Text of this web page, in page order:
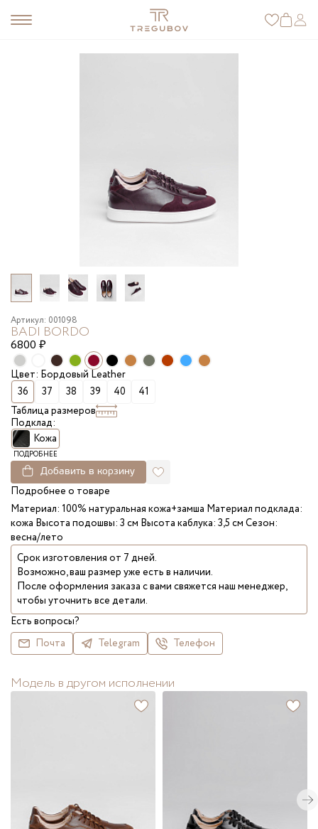
Артикул: 001098
BADI BORDO
6800 ₽
Цвет: Бордовый Leather
36
37 38 39 40
41
Таблица размеров
Подклад:
Кожа
ПОДРОБНЕЕ
Добавить в корзину
Подробнее о товаре
Материал: 100% натуральная кожа+замша Материал подклада:
кожа Высота подошвы: 3 см Высота каблука: 3,5 см Сезон:
весна/лето
Срок изготовления от 7 дней.
Возможно, ваш размер уже есть в наличии.
После оформления заказа с вами свяжется наш менеджер,
чтобы уточнить все детали.
Есть вопросы?
Почта
Telegram Телефон
Модель в другом исполнении